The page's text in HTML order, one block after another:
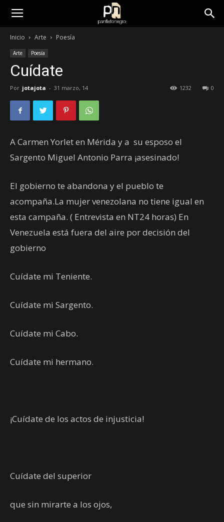
panfletonegro
Inicio Arte Poesía
Arte Poesía
Cuídate
Por jotajota - 31 marzo, 14 0
1232
A Carmen Yorlet en Mérida y a su esposo el
Sargento Miguel Antonio Parra ¡asesinado!
El gobierno te abandona y el pueblo te
acompaña.La mujer venezolana no tiene igual en
esta campaña. ( Entrevista en NT24 horas) En
Venezuela está fuera del aire por decisión del
gobierno
Cuídate mi Teniente.
Cuídate mi Sargento.
Cuídate mi Cabo.
Cuídate mi hermano.
¡Cuídate de los actos de injusticia!
Cuídate del superior
que sin mirarte a los ojos,